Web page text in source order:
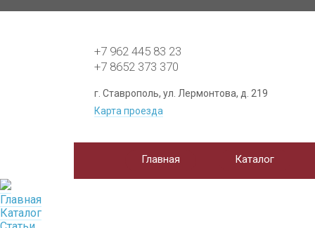
+7 962 445 83 23
+7 8652 373 370
г. Ставрополь, ул. Лермонтова, д. 219
Карта проезда
Главная Каталог
Главная
Каталог